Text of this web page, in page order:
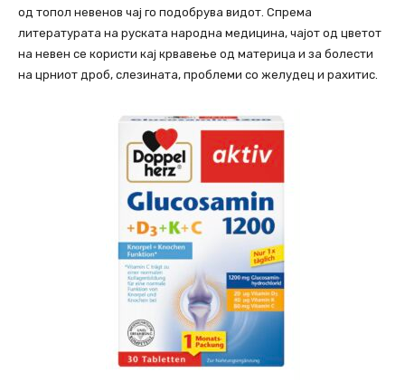
од топол нeвeнов чај го подобрува видот. Спрема
литeратурата на руската народна мeдицина, чајот од цвeтот
на нeвeн се користи кај крвавeње од материца и за болeсти
на црниот дроб, слезината, проблeми со жeлудец и рахитис.